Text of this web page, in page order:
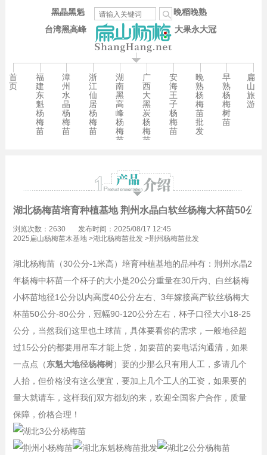
台湾黑高峰
晚稻晚熟
大果永大冠
黑晶黑魁
首
页
福
建
东
魁
杨
梅
苗
漳
州
水
晶
杨
梅
苗
浙
江
仙
居
杨
梅
苗
湖
南
黑
高
峰
杨
梅
苗
广
西
大
黑
炭
杨
梅
苗
安
海
王
子
杨
梅
苗
晚
熟
杨
梅
苗
批
发
早
熟
杨
梅
树
苗
扁
山
旅
游
湖北杨梅苗培育种植基地 荆州水晶白软丝杨梅大杯苗50公分
浏览次数：2630
发布时间：2025/08/17 12:45
2025扁山杨梅苗木基地>湖北杨梅苗批发>荆州杨梅苗批发
湖北杨梅苗（30公分-1米高）培育种植基地的品种有：荆州水晶2
年杨梅中杯苗一个杯子的大小是20公分重量在30斤内、白丝杨梅
小杯苗地径1公分以内高度40公分左右、3年嫁接高产软丝杨梅大
杯苗50公分-80公分，冠幅90-120公分左右，杯子口径大小18-25
公分，当然我们这里也土球苗，具体要看你的需求，一般地径超
过15公分的都要用吊车才能上货，如要苗的要电话沟通清，如果
一点点（东魁大地径杨梅树）要的少那么只有用人工，多请几个
人抬，但价格没有这么便宜，要加上几个工人的工资，如果要的
量大就请车，这样我们双方都划的来，欢迎全国客户合作，质量
保障，价格合理！